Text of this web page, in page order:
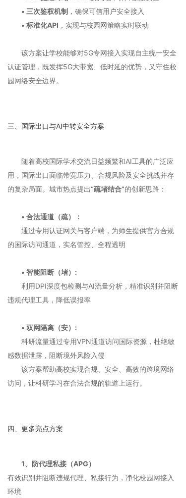
• 三次鉴权机制 ，确保可信用户安全接入
• 标准化API ，实现与校园网策略实时联动
该方案让学校能够对5G专网接入实现自主统一安全
认证管理，既发挥5G大带宽、低时延的优势，又守住校
园网络安全边界。
三、国际出口与AI中转安全方案
随着高校国际学术交流日益频繁和AI工具的广泛应
用，国际出口面临带宽压力、合规风险及安全挑战并存
的复杂局面。城市热点提出“疏堵结合”的创新思路：
• 合法通道（疏）：
通过专用认证网关与客户端，为师生提供官方合规
的国际访问通道，实名管控、全程透明
• 智能阻断（堵）:
利用DPI深度包检测与AI流量分析，精准识别并阻断
违规代理工具，降低误报率
• 双网隔离（安）:
科研流量通过专用VPN通道访问国际资源，杜绝敏
感数据泄露，阻断境外风险入侵
该方案帮助高校实现合规、安全、高效的跨境网络
访问，让科研学习在合法合规的轨道上运行。
四、更多亮点方案
1、防代理私接（APG）
有效识别并阻断违规代理、私接行为，净化校园网接入
环境